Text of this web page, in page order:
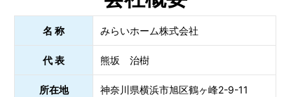
名 称 みらいホーム株式会社
代 表 熊坂 治樹
所在地 神奈川県横浜市旭区鶴ヶ峰2-9-11